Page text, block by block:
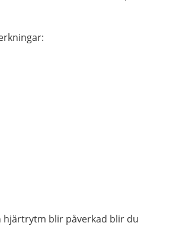
hjärtrytm blir påverkad blir du